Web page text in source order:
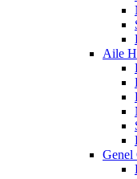
Aile
Genel